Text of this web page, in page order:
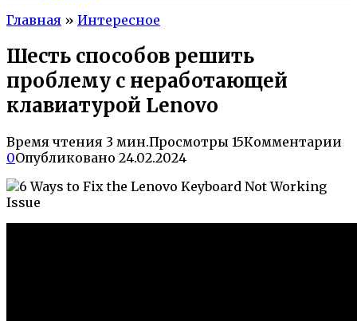
Главная » Интересное
Шесть способов решить
проблему с неработающей
клавиатурой Lenovo
Время чтения 3 мин.Просмотры 15Комментарии
0Опубликовано 24.02.2024